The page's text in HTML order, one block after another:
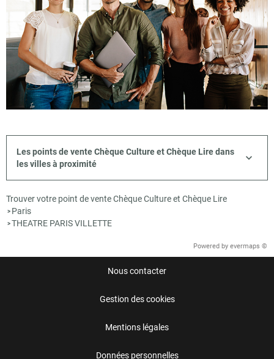
Les points de vente Chèque Culture et Chèque Lire dans
les villes à proximité
Trouver votre point de vente Chèque Culture et Chèque Lire
> Paris
>THEATRE PARIS VILLETTE
Powered by evermaps ©
Nous contacter
Gestion des cookies
Mentions légales
Données personnelles